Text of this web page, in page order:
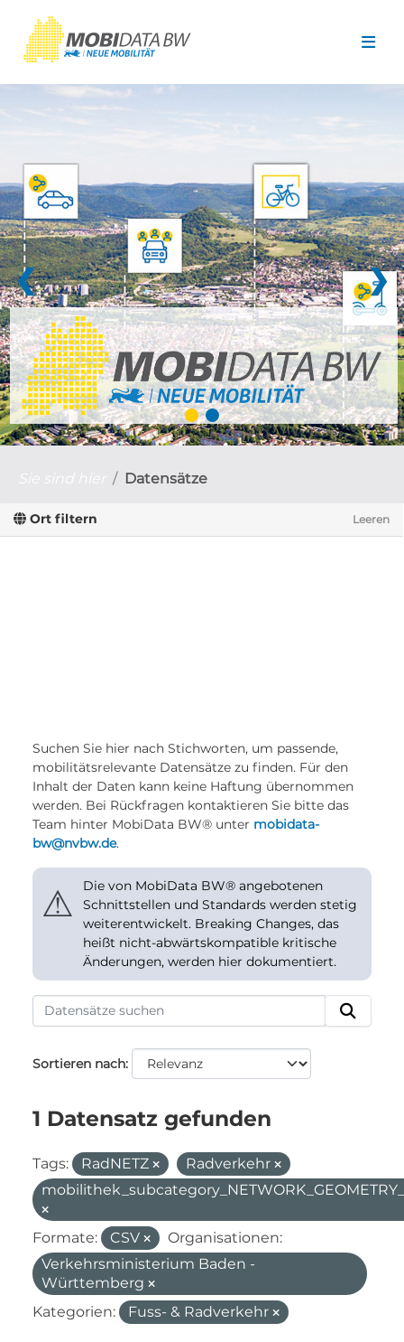
❮ ❯
Datensätze
Ort filtern Leeren
Suchen Sie hier nach Stichworten, um passende,
mobilitätsrelevante Datensätze zu finden. Für den
Inhalt der Daten kann keine Haftung übernommen
werden. Bei Rückfragen kontaktieren Sie bitte das
Team hinter MobiData BW® unter mobidata-
bw@nvbw.de.
⚠
Die von MobiData BW® angebotenen
Schnittstellen und Standards werden stetig
weiterentwickelt. Breaking Changes, das
heißt nicht-abwärtskompatible kritische
Änderungen, werden hier dokumentiert.
Sortieren nach
1 Datensatz gefunden
Tags: RadNETZ
Radverkehr
Formate: CSV
Organisationen:
Verkehrsministerium Baden -
Württemberg
Kategorien:
Fuss- & Radverkehr